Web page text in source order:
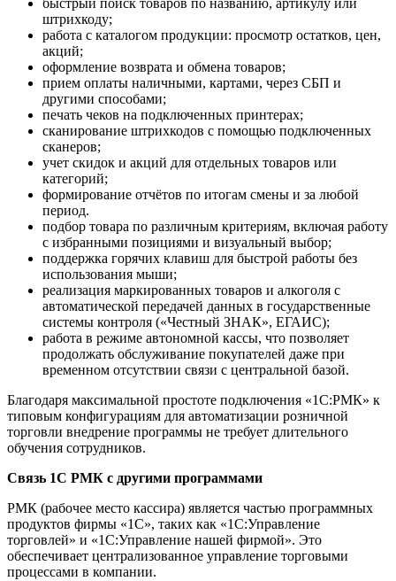
быстрый поиск товаров по названию, артикулу или
штрихкоду;
работа с каталогом продукции: просмотр остатков, цен,
акций;
оформление возврата и обмена товаров;
прием оплаты наличными, картами, через СБП и
другими способами;
печать чеков на подключенных принтерах;
сканирование штрихкодов с помощью подключенных
сканеров;
учет скидок и акций для отдельных товаров или
категорий;
формирование отчётов по итогам смены и за любой
период.
подбор товара по различным критериям, включая работу
с избранными позициями и визуальный выбор;
поддержка горячих клавиш для быстрой работы без
использования мыши;
реализация маркированных товаров и алкоголя с
автоматической передачей данных в государственные
системы контроля («Честный ЗНАК», ЕГАИС);
работа в режиме автономной кассы, что позволяет
продолжать обслуживание покупателей даже при
временном отсутствии связи с центральной базой.
Благодаря максимальной простоте подключения «1С:РМК» к
типовым конфигурациям для автоматизации розничной
торговли внедрение программы не требует длительного
обучения сотрудников.
Связь 1С РМК с другими программами
РМК (рабочее место кассира) является частью программных
продуктов фирмы «1С», таких как «1С:Управление
торговлей» и «1С:Управление нашей фирмой». Это
обеспечивает централизованное управление торговыми
процессами в компании.